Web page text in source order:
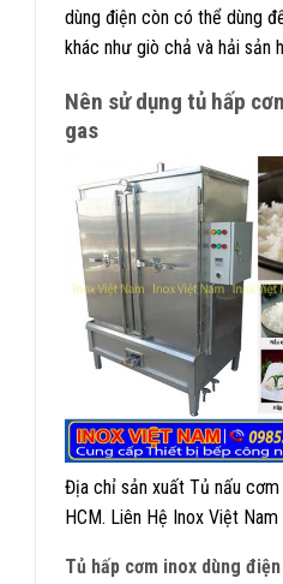
dùng điện còn có thể dùng
khác như giò chả và hải sản
Nên sử dụng tủ hấp
gas
Địa chỉ sản xuất Tủ nấu
HCM. Liên Hệ Inox Việt Nam
Tủ hấp cơm inox dùng điện